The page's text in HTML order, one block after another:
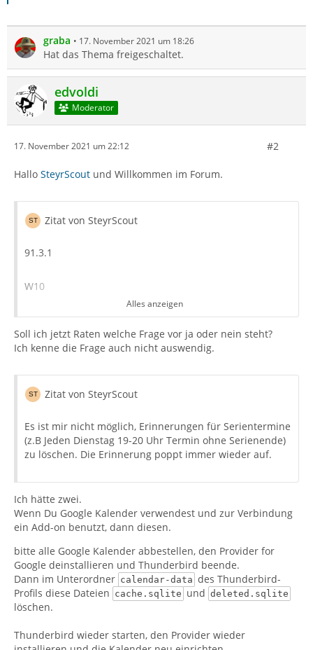
graba 17. November 2021 um 18:26
Hat das Thema freigeschaltet.
edvoldi
Moderator
17. November 2021 um 22:12 #2
Hallo SteyrScout und Willkommen im Forum.
Zitat von SteyrScout
91.3.1
W10
IMAP
GMX
ja
nein
Avira Security >
Alles anzeigen
Soll ich jetzt Raten welche Frage vor ja oder nein steht?
Ich kenne die Frage auch nicht auswendig.
Zitat von SteyrScout
Es ist mir nicht möglich, Erinnerungen für Serientermine
(z.B Jeden Dienstag 19-20 Uhr Termin ohne Serienende)
zu löschen. Die Erinnerung poppt immer wieder auf.
Ich hätte zwei.
Wenn Du Google Kalender verwendest und zur Verbindung
ein Add-on benutzt, dann diesen.
bitte alle Google Kalender abbestellen, den Provider for
Google deinstallieren und Thunderbird beende.
Dann im Unterordner calendar-data des Thunderbird-
Profils diese Dateien cache.sqlite und deleted.sqlite
löschen.
Thunderbird wieder starten, den Provider wieder